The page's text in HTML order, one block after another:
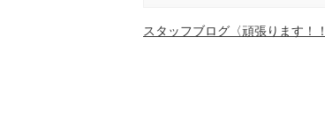
スタッフブログ〈頑張ります！！